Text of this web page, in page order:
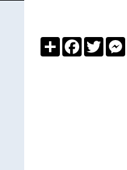
PartagerFacebook
Twitter